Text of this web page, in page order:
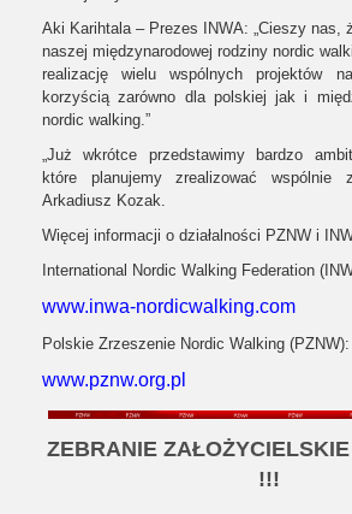
Aki Karihtala – Prezes INWA: „Cieszy nas,
naszej międzynarodowej rodziny nordic
realizację wielu wspólnych projektów
korzyścią zarówno dla polskiej jak i
nordic walking.”
„Już wkrótce przedstawimy bardzo
które planujemy zrealizować
Arkadiusz Kozak.
Więcej informacji o działalności PZNW i
International Nordic Walking Federation
www.inwa-nordicwalking.com
Polskie Zrzeszenie Nordic Walking (PZNW):
www.pznw.org.pl
ZEBRANIE
!!!